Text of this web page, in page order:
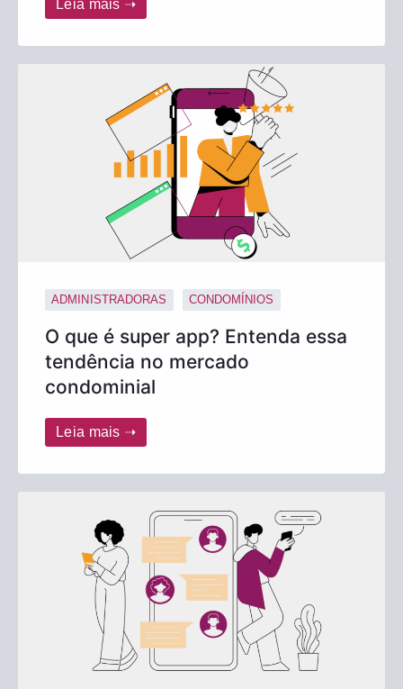
Leia mais ➝
ADMINISTRADORAS CONDOMÍNIOS
O que é super app? Entenda essa
tendência no mercado
condominial
Leia mais ➝